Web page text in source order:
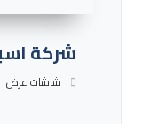
شركة
شاشات عرض